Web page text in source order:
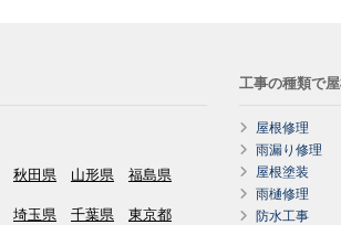
秋田県 山形県 福島県
埼玉県 千葉県
東京都
工事の種類で
屋根修理
雨漏り修理
屋根塗装
雨樋修理
防水工事